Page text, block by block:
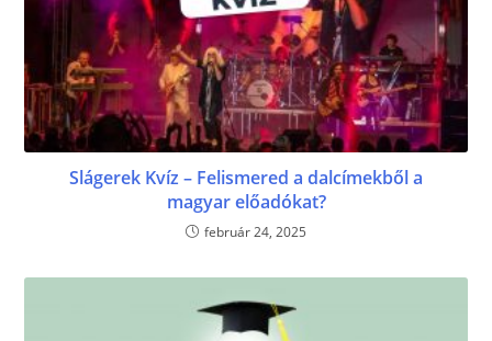
Slágerek Kvíz – Felismered a dalcímekből a
magyar előadókat?
február 24, 2025